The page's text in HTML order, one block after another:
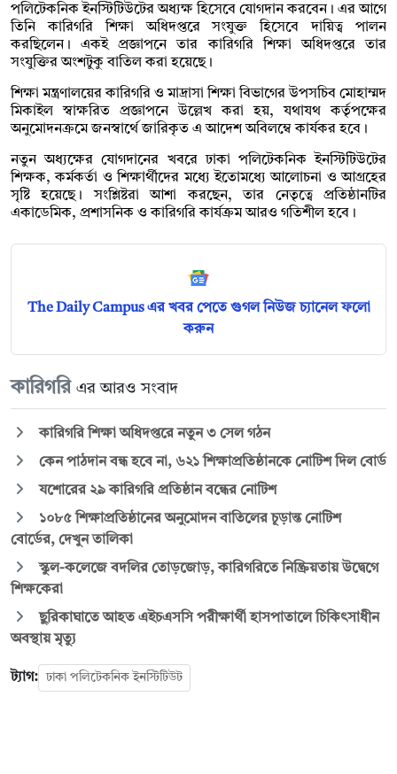
পলিটেকনিক ইনস্টিটিউটের অধ্যক্ষ হিসেবে যোগদান করবেন। এর আগে
তিনি কারিগরি শিক্ষা অধিদপ্তরে সংযুক্ত হিসেবে দায়িত্ব পালন
করছিলেন। একই প্রজ্ঞাপনে তার কারিগরি শিক্ষা অধিদপ্তরে তার
সংযুক্তির অংশটুকু বাতিল করা হয়েছে।
শিক্ষা মন্ত্রণালয়ের কারিগরি ও মাদ্রাসা শিক্ষা বিভাগের উপসচিব মোহাম্মদ
মিকাইল স্বাক্ষরিত প্রজ্ঞাপনে উল্লেখ করা হয়, যথাযথ কর্তৃপক্ষের
অনুমোদনক্রমে জনস্বার্থে জারিকৃত এ আদেশ অবিলম্বে কার্যকর হবে।
নতুন অধ্যক্ষের যোগদানের খবরে ঢাকা পলিটেকনিক ইনস্টিটিউটের
শিক্ষক, কর্মকর্তা ও শিক্ষার্থীদের মধ্যে ইতোমধ্যে আলোচনা ও আগ্রহের
সৃষ্টি হয়েছে। সংশ্লিষ্টরা আশা করছেন, তার নেতৃত্বে প্রতিষ্ঠানটির
একাডেমিক, প্রশাসনিক ও কারিগরি কার্যক্রম আরও গতিশীল হবে।
The Daily Campus এর খবর পেতে গুগল নিউজ চ্যানেল ফলো
করুন
কারিগরি এর আরও সংবাদ
কারিগরি শিক্ষা অধিদপ্তরে নতুন ৩ সেল গঠন
কেন পাঠদান বন্ধ হবে না, ৬২১ শিক্ষাপ্রতিষ্ঠানকে নোটিশ দিল বোর্ড
যশোরের ২৯ কারিগরি প্রতিষ্ঠান বন্ধের নোটিশ
১০৮৫ শিক্ষাপ্রতিষ্ঠানের অনুমোদন বাতিলের চূড়ান্ত নোটিশ
বোর্ডের, দেখুন তালিকা
স্কুল-কলেজে বদলির তোড়জোড়, কারিগরিতে নিষ্ক্রিয়তায় উদ্বেগে
শিক্ষকেরা
ছুরিকাঘাতে আহত এইচএসসি পরীক্ষার্থী হাসপাতালে চিকিৎসাধীন
অবস্থায় মৃত্যু
ট্যাগ: ঢাকা পলিটেকনিক ইনস্টিটিউট